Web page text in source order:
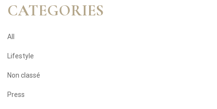
CATEGORIES
All
Lifestyle
Non classé
Press